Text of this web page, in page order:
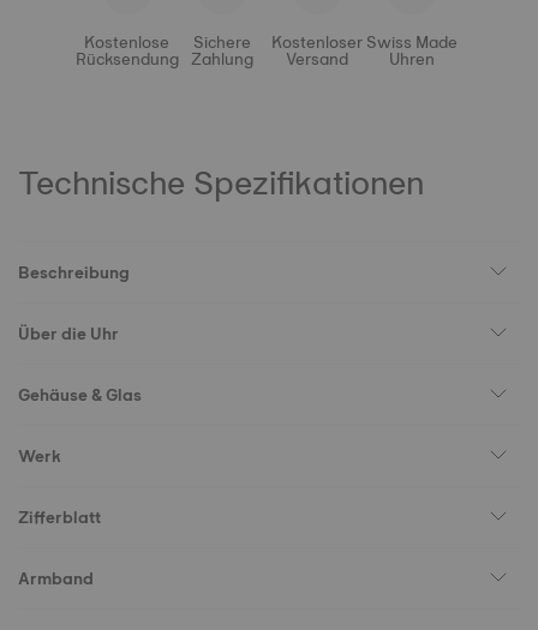
Kostenlose
Rücksendung
Sichere
Zahlung
Kostenloser
Versand
Swiss Made
Uhren
Technische Spezifikationen
Beschreibung
Über die Uhr
Gehäuse & Glas
Werk
Zifferblatt
Armband